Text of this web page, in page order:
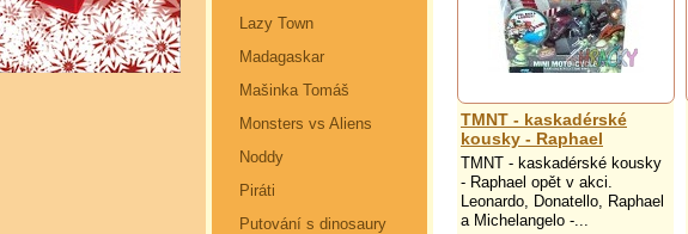
Lazy Town
Madagaskar
Mašinka Tomáš
Monsters vs Aliens
Noddy
Piráti
Putování s dinosaury
TMNT - kaskadérské
kousky - Raphael
TMNT - kaskadérské kousky
- Raphael opět v akci.
Leonardo, Donatello, Raphael
a Michelangelo -...